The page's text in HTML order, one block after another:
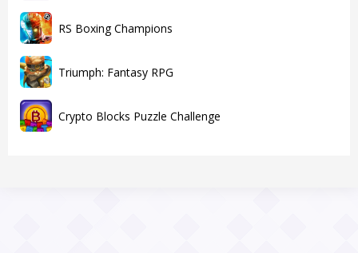
RS Boxing Champions
Triumph: Fantasy RPG
Crypto Blocks Puzzle Challenge